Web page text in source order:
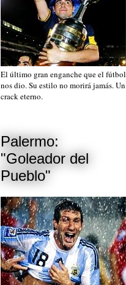
El último gran enganche que el fútbol
nos dio. Su estilo no morirá jamás. Un
crack eterno.
Palermo:
"Goleador del
Pueblo"